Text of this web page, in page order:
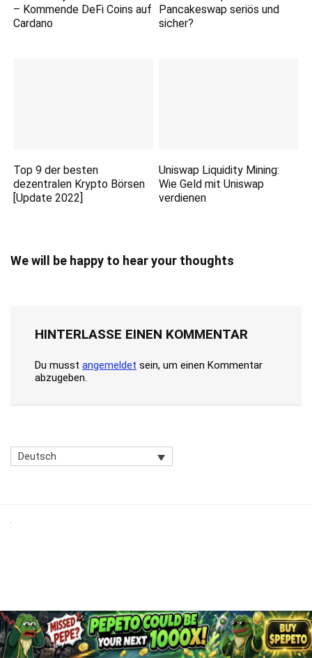
– Kommende DeFi Coins auf
Cardano
Pancakeswap seriös und
sicher?
Top 9 der besten
dezentralen Krypto Börsen
[Update 2022]
Uniswap Liquidity Mining:
Wie Geld mit Uniswap
verdienen
We will be happy to hear your thoughts
HINTERLASSE EINEN KOMMENTAR
Du musst angemeldet sein, um einen Kommentar
abzugeben.
Deutsch
DISCLAIMER